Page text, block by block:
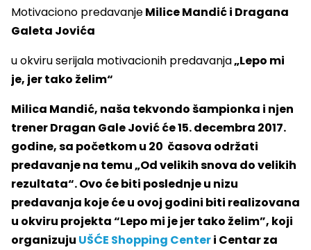
Motivaciono predavanjeMilice Mandić i Dragana
Galeta Jovića
u okviru serijala motivacionih predavanja„Lepo mi
je, jer tako želim“
Milica Mandić, naša tekvondo šampionka i njen
trener Dragan Gale Jović će 15. decembra 2017.
godine, sa početkom u 20 časova održati
predavanje na temu „Od velikih snova do velikih
rezultata“. Ovo će biti poslednje u nizu
predavanja koje će u ovoj godini biti realizovana
u okviru projekta “Lepo mi je jer tako želim”, koji
organizuju UŠĆE Shopping Centeri Centar za